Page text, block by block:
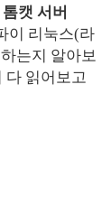
톰캣 서버
이 리눅스(라
는지 알아보
다 읽어보고